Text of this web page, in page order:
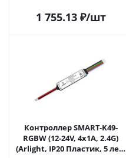
1 755.13₽/шт
Контроллер SMART-K49-
RGBW (12-24V, 4x1A, 2.4G)
(Arlight, IP20 Пластик, 5 лет)